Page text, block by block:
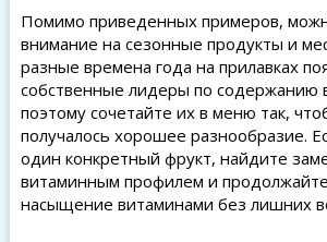
Помимо приведенных примеров,
внимание на сезонные продукты и
разные времена года на прилавках
собственные лидеры по содержанию
поэтому сочетайте их в меню так,
получалось хорошее разнообразие.
один конкретный фрукт, найдите
витаминным профилем и
насыщение витаминами без лишних